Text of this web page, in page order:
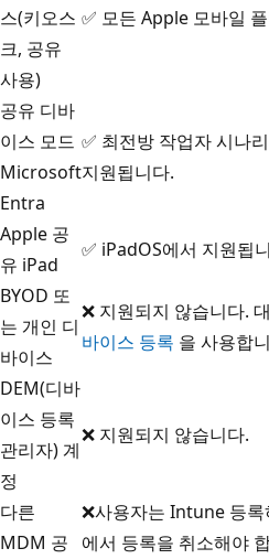
스(키오스
크, 공유
사용)
✅ 모든 Apple 모바일
공유 디바
이스 모드
Microsoft
Entra
✅ 최전방 작업자 시나
지원됩니다.
Apple 공
유 iPad
✅ iPadOS에서 지원됩
BYOD 또
는 개인 디
바이스
❌ 지원되지 않습니다.
바이스 등록 을 사용합
DEM(디바
이스 등록
관리자) 계
정
❌ 지원되지 않습니다.
다른
MDM 공
❌사용자는 Intune 등
에서 등록을 취소해야